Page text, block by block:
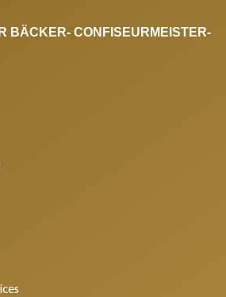
BÄCKER- CONFISEURMEISTER-